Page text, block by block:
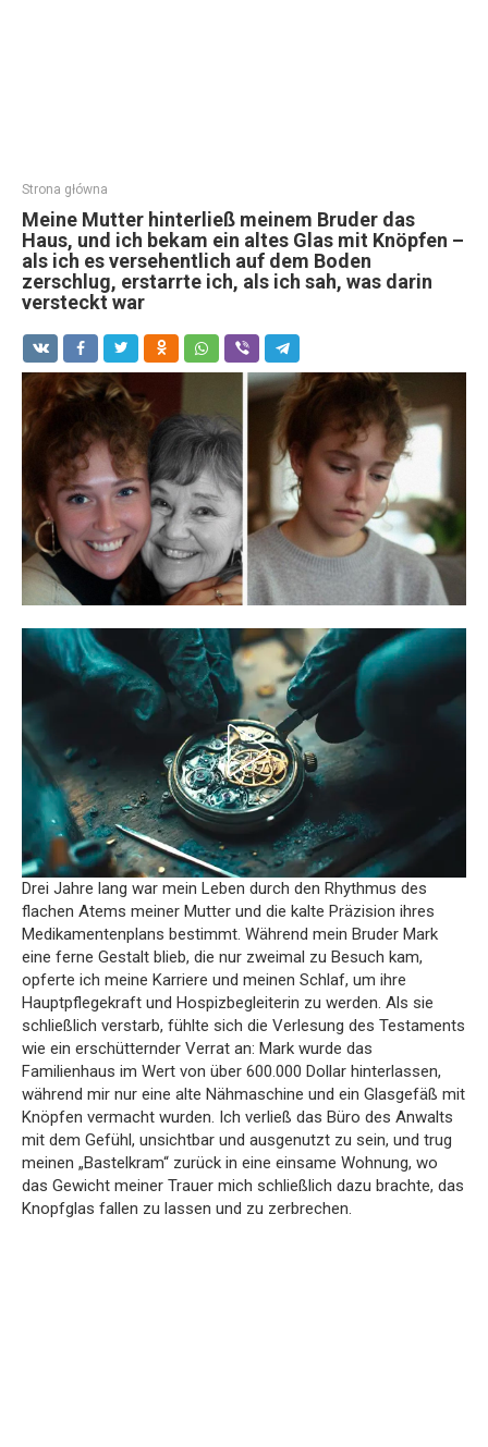
Strona główna
Meine Mutter hinterließ meinem Bruder das
Haus, und ich bekam ein altes Glas mit Knöpfen –
als ich es versehentlich auf dem Boden
zerschlug, erstarrte ich, als ich sah, was darin
versteckt war
Drei Jahre lang war mein Leben durch den Rhythmus des
flachen Atems meiner Mutter und die kalte Präzision ihres
Medikamentenplans bestimmt. Während mein Bruder Mark
eine ferne Gestalt blieb, die nur zweimal zu Besuch kam,
opferte ich meine Karriere und meinen Schlaf, um ihre
Hauptpflegekraft und Hospizbegleiterin zu werden. Als sie
schließlich verstarb, fühlte sich die Verlesung des Testaments
wie ein erschütternder Verrat an: Mark wurde das
Familienhaus im Wert von über 600.000 Dollar hinterlassen,
während mir nur eine alte Nähmaschine und ein Glasgefäß mit
Knöpfen vermacht wurden. Ich verließ das Büro des Anwalts
mit dem Gefühl, unsichtbar und ausgenutzt zu sein, und trug
meinen „Bastelkram“ zurück in eine einsame Wohnung, wo
das Gewicht meiner Trauer mich schließlich dazu brachte, das
Knopfglas fallen zu lassen und zu zerbrechen.